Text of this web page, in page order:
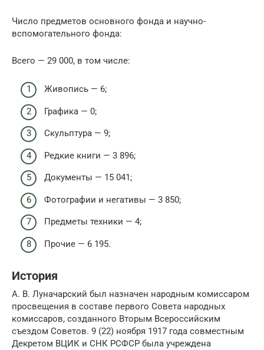
Число предметов основного фонда и научно-
вспомогательного фонда:
Всего — 29 000, в том числе:
Живопись — 6;
Графика — 0;
Скульптура — 9;
Редкие книги — 3 896;
Документы — 15 041;
Фотографии и негативы — 3 850;
Предметы техники — 4;
Прочие — 6 195.
История
А. В. Луначарский был назначен народным комиссаром
просвещения в составе первого Совета народных
комиссаров, созданного Вторым Всероссийским
съездом Советов. 9 (22) ноября 1917 года совместным
Декретом ВЦИК и СНК РСФСР была учреждена